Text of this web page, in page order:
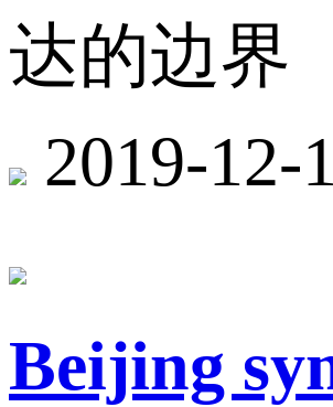
达的边界
2019-12-
Beijing